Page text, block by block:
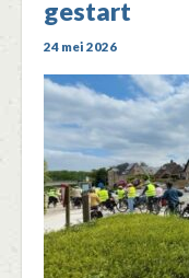
gestart
24 mei 2026